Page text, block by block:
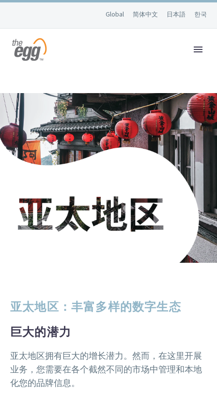
Global 简体中文 日本語 한국
亚太地区：丰富多样的数字生态
巨大的潜力
亚太地区拥有巨大的增长潜力。然而，在这里开展
业务，您需要在各个截然不同的市场中管理和本地
化您的品牌信息。